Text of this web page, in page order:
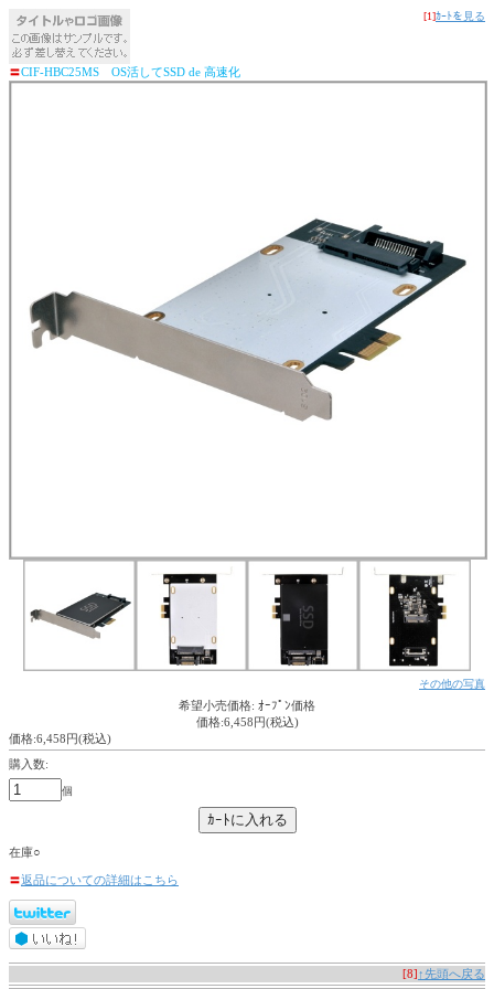
[1]ｶｰﾄを見る
〓CIF-HBC25MS OS活してSSD de 高速化
その他の写真
希望小売価格: ｵｰﾌﾟﾝ価格
価格:6,458円(税込)
価格:6,458円(税込)
購入数:
個
在庫○
〓返品についての詳細はこちら
[8] ↑先頭へ戻る